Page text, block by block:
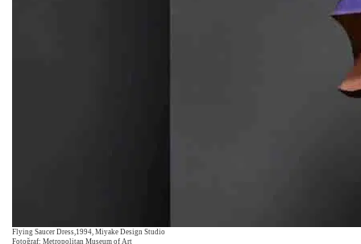
Flying Saucer Dress,1994, Miyake Design Studio
Fotoğraf: Metropolitan Museum of Art